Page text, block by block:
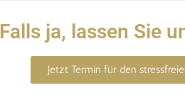
Falls ja, lassen Sie
Jetzt Termin für den